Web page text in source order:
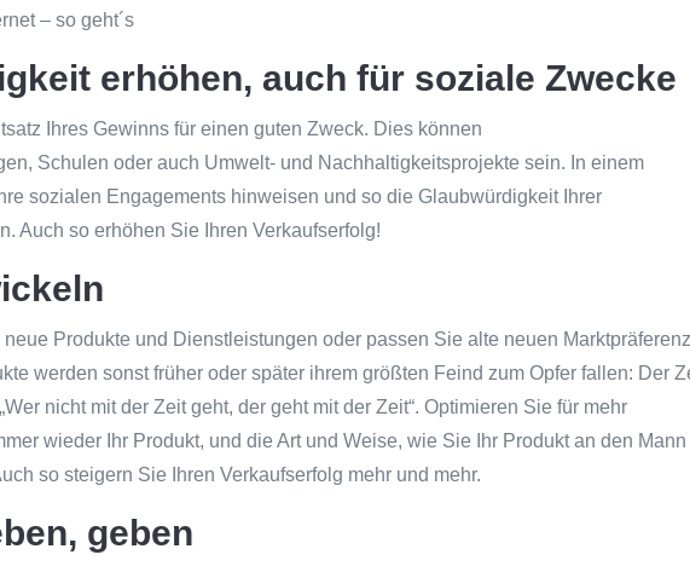
– so geht´s
erhöhen, auch für soziale Zwecke
Ihres Gewinns für einen guten Zweck. Dies können
Schulen oder auch Umwelt- und Nachhaltigkeitsprojekte sein. In einem
sozialen Engagements hinweisen und so die Glaubwürdigkeit Ihrer
Auch so erhöhen Sie Ihren Verkaufserfolg!
Produkte und Dienstleistungen oder passen Sie alte neuen
werden sonst früher oder später ihrem größten Feind zum Opfer fallen: Der
nicht mit der Zeit geht, der geht mit der Zeit“. Optimieren Sie für mehr
wieder Ihr Produkt, und die Art und Weise, wie Sie Ihr Produkt an den Mann
so steigern Sie Ihren Verkaufserfolg mehr und mehr.
geben